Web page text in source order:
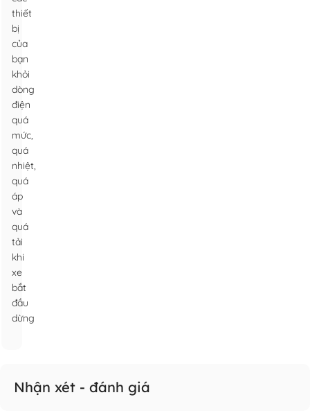
thiết
bị
của
bạn
khỏi
dòng
điện
quá
mức,
quá
nhiệt,
quá
áp
và
quá
tải
khi
xe
bắt
đầu
dừng
Nhận xét - đánh giá